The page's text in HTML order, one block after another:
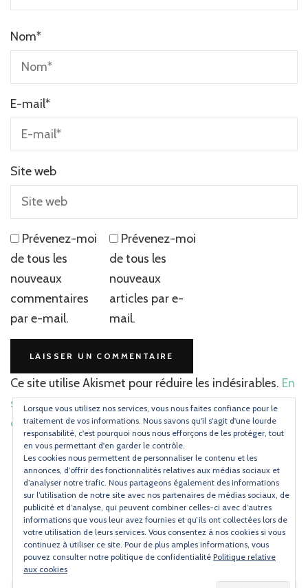
Nom*
E-mail*
Site web
Prévenez-moi
de tous les
nouveaux
commentaires
par e-mail.
Prévenez-moi
de tous les
nouveaux
articles par e-
mail.
Ce site utilise Akismet pour réduire les indésirables. En
savoir plus sur la façon dont les données de vos
commentaires sont traitées.
InstagramPinterest
Lorsque vous utilisez nos services, vous nous faites confiance pour le
traitement de vos informations. Nous savons qu'il s'agit d'une lourde
responsabilité, c'est pourquoi nous nous efforçons de les protéger, tout
en vous permettant d'en garder le contrôle.
Les cookies nous permettent de personnaliser le contenu et les
annonces, d’offrir des fonctionnalités relatives aux médias sociaux et
d’analyser notre trafic. Nous partageons également des informations
sur l’utilisation de notre site avec nos partenaires de médias sociaux, de
publicité et d’analyse, qui peuvent combiner celles-ci avec d’autres
informations que vous leur avez fournies et qu’ils ont collectées lors de
votre utilisation de leurs services. Vous consentez à nos cookies si vous
continuez à utiliser ce site. Pour de plus amples informations, vous
pouvez consulter notre politique de confidentialité Politique relative
aux cookies